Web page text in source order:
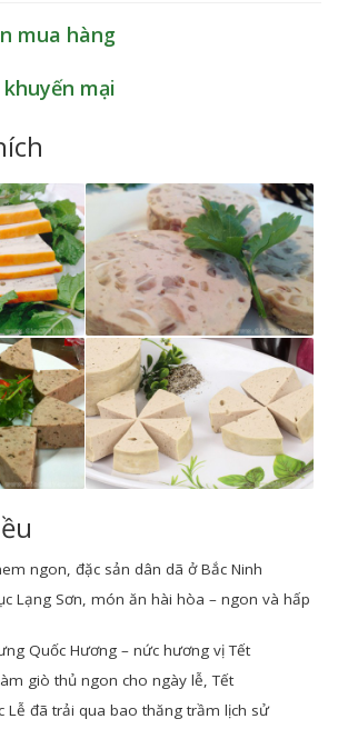
mua hàng
mại
ngon, đặc sản dân dã ở Bắc Ninh
Lạng Sơn, món ăn hài hòa – ngon và hấp
Quốc Hương – nức hương vị Tết
giò thủ ngon cho ngày lễ, Tết
Lễ đã trải qua bao thăng trầm lịch sử